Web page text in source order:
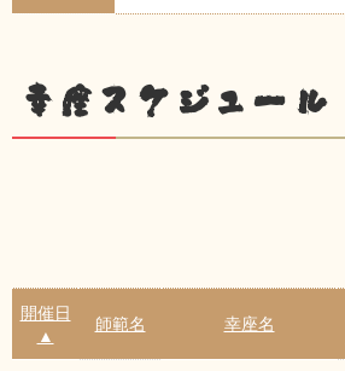
幸座スケジュール
開催日
▲
師範名 幸座名